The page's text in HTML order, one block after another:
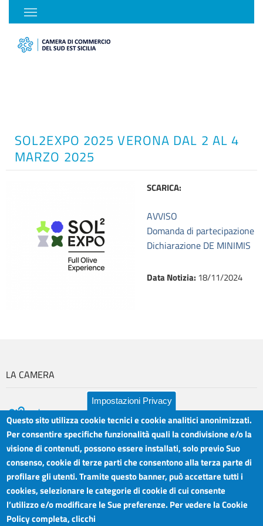
SOL2EXPO 2025 VERONA DAL 2 AL 4
MARZO 2025
SCARICA:
AVVISO
Domanda di partecipazione
Dichiarazione DE MINIMIS
Data Notizia: 18/11/2024
LA CAMERA
Camera di Commercio Industria Artigianato e
Agricoltura del Sud Est Sicilia
Sede legale: Via Cappuccini, 2 - Catania
Sede territoriale: Piazza della Libertà - Ragusa
Sede territoriale: Via Duca degli Abruzzi, 4 - Siracusa
Posta elettronica certificata: ctrgsr
pec.ctrgsr.camcom.it
Orari sportelli:
Dal Lunedì al Venerdì ore
8.30 - 12.00
Martedì anche 15.45 - 17.45
Impostazioni Privacy
Questo sito utilizza cookie tecnici e cookie analitici anonimizzati.
Per consentire specifiche funzionalità quali la condivisione e/o la
visione di contenuti, possono essere installati, solo previo Suo
consenso, cookie di terze parti che consentono alla terza parte di
profilare gli utenti. Tramite questo banner, può accettare tutti i
cookies, selezionare le categorie di cookie di cui consente
l’utilizzo e/o modificare le Sue preferenze. Per vedere la Cookie
Policy completa, clicchi